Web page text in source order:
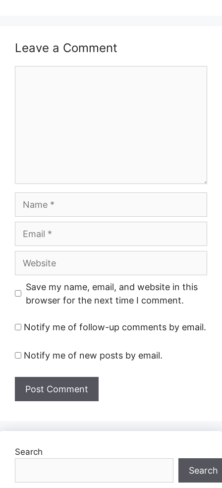
Leave a Comment
Website
Save my name, email, and website in this
browser for the next time I comment.
Notify me of follow-up comments by email.
Notify me of new posts by email.
Search
Search